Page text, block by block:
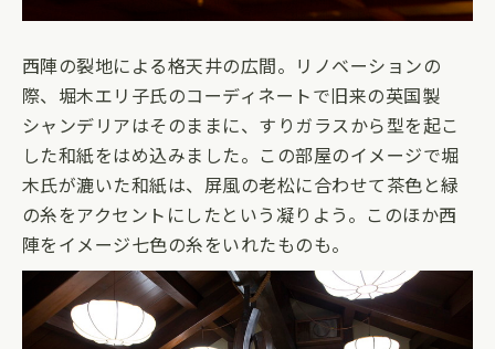
西陣の裂地による格天井の広間。リノベーションの
際、堀木エリ子氏のコーディネートで旧来の英国製
シャンデリアはそのままに、すりガラスから型を起こ
した和紙をはめ込みました。この部屋のイメージで堀
木氏が漉いた和紙は、屏風の老松に合わせて茶色と緑
の糸をアクセントにしたという凝りよう。このほか西
陣をイメージ七色の糸をいれたものも。